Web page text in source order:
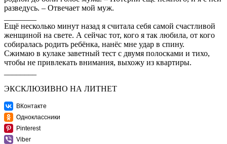
разведусь. – Отвечает мой муж.
Ещё несколько минут назад я считала себя самой счастливой
женщиной на свете. А сейчас тот, кого я так любила, от кого
собиралась родить ребёнка, нанёс мне удар в спину.
Сжимаю в кулаке заветный тест с двумя полосками и тихо,
чтобы не привлекать внимания, выхожу из квартиры.
ЭКСКЛЮЗИВНО НА ЛИТНЕТ
ВКонтакте
Одноклассники
Pinterest
Viber